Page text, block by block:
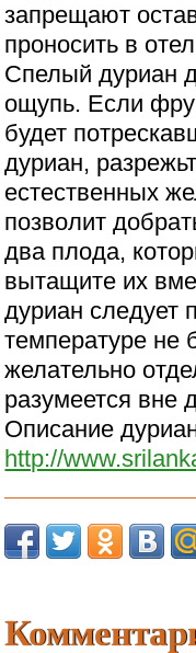
запрещают
проносить в
Спелый дуриан
ощупь. Если
будет
дуриан,
естественных
позволит
два плода,
вытащите их
дуриан следует
температуре не
желательно
разумеется вне
Описание
http://